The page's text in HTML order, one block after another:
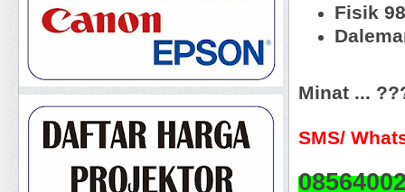
Fisik
Minat ...
SMS/